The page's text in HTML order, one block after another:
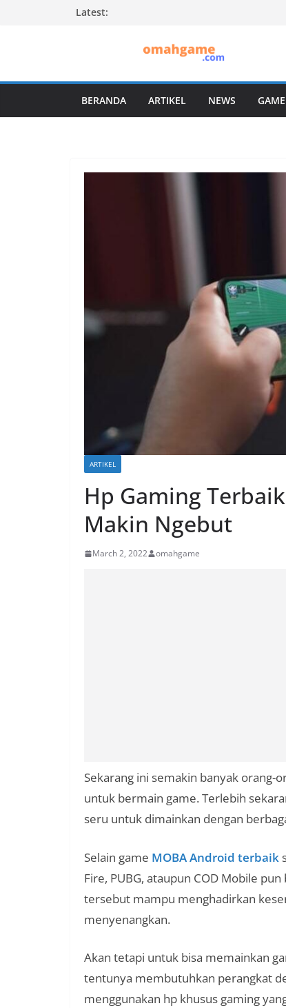
Latest:
BERANDA ARTIKEL NEWS
ARTIKEL
Hp Gaming
Makin Ngebut
March 2, 2022 omahgame
Sekarang ini semakin banyak
untuk bermain game. Terlebih
seru untuk dimainkan dengan
Selain game MOBA Android terbaik
Fire, PUBG, ataupun COD Mobile
tersebut mampu menghadirkan
menyenangkan.
Akan tetapi untuk bisa memainkan
tentunya membutuhkan perangkat
menggunakan hp khusus gaming